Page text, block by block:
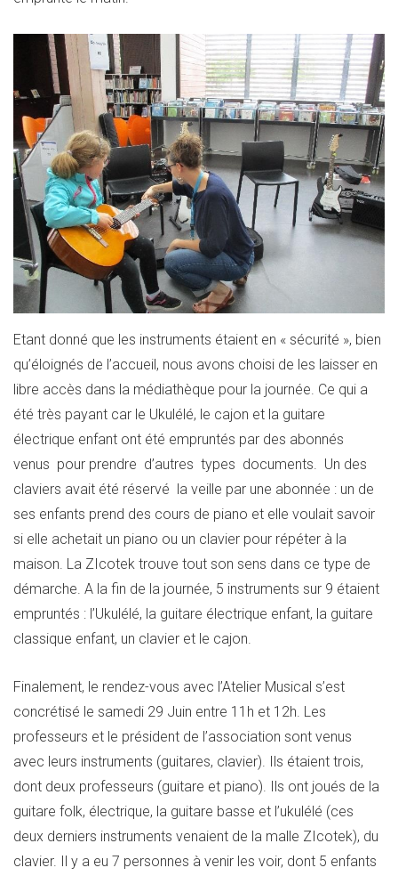
Etant donné que les instruments étaient en « sécurité », bien
qu’éloignés de l’accueil, nous avons choisi de les laisser en
libre accès dans la médiathèque pour la journée. Ce qui a
été très payant car le Ukulélé, le cajon et la guitare
électrique enfant ont été empruntés par des abonnés
venus pour prendre d’autres types documents. Un des
claviers avait été réservé la veille par une abonnée : un de
ses enfants prend des cours de piano et elle voulait savoir
si elle achetait un piano ou un clavier pour répéter à la
maison. La ZIcotek trouve tout son sens dans ce type de
démarche. A la fin de la journée, 5 instruments sur 9 étaient
empruntés : l’Ukulélé, la guitare électrique enfant, la guitare
classique enfant, un clavier et le cajon.
Finalement, le rendez-vous avec l’Atelier Musical s’est
concrétisé le samedi 29 Juin entre 11h et 12h. Les
professeurs et le président de l’association sont venus
avec leurs instruments (guitares, clavier). Ils étaient trois,
dont deux professeurs (guitare et piano). Ils ont joués de la
guitare folk, électrique, la guitare basse et l’ukulélé (ces
deux derniers instruments venaient de la malle ZIcotek), du
clavier. Il y a eu 7 personnes à venir les voir, dont 5 enfants